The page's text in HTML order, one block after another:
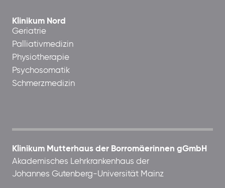
Klinikum Nord
Geriatrie
Palliativmedizin
Physiotherapie
Psychosomatik
Schmerzmedizin
Klinikum Mutterhaus der Borromäerinnen gGmbH
Akademisches Lehrkrankenhaus der
Johannes Gutenberg-Universität Mainz